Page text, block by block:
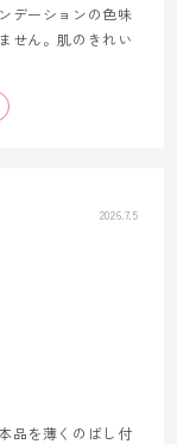
デーションの色味
せん。肌のきれい
2026.7.5
品を薄くのばし付